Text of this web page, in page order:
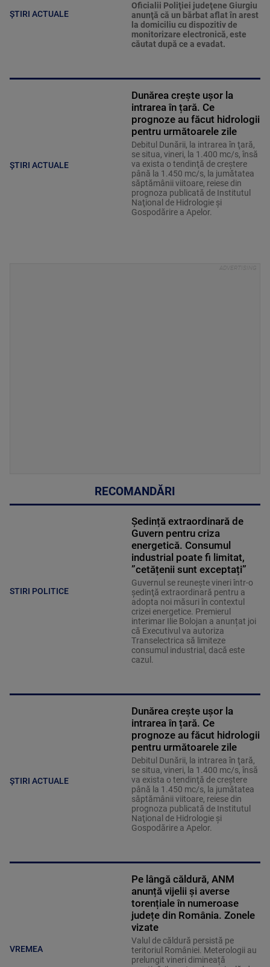
ȘTIRI ACTUALE
Oficialii Poliţiei judeţene Giurgiu
anunţă că un bărbat aflat în arest
la domiciliu cu dispozitiv de
monitorizare electronică, este
căutat după ce a evadat.
ȘTIRI ACTUALE
Dunărea crește ușor la
intrarea în țară. Ce
prognoze au făcut hidrologii
pentru următoarele zile
Debitul Dunării, la intrarea în ţară,
se situa, vineri, la 1.400 mc/s, însă
va exista o tendinţă de creştere
până la 1.450 mc/s, la jumătatea
săptămânii viitoare, reiese din
prognoza publicată de Institutul
Naţional de Hidrologie şi
Gospodărire a Apelor.
RECOMANDĂRI
STIRI POLITICE
Ședință extraordinară de
Guvern pentru criza
energetică. Consumul
industrial poate fi limitat,
”cetățenii sunt exceptați”
Guvernul se reuneşte vineri într-o
şedinţă extraordinară pentru a
adopta noi măsuri în contextul
crizei energetice. Premierul
interimar Ilie Bolojan a anunțat joi
că Executivul va autoriza
Transelectrica să limiteze
consumul industrial, dacă este
cazul.
ȘTIRI ACTUALE
Dunărea crește ușor la
intrarea în țară. Ce
prognoze au făcut hidrologii
pentru următoarele zile
Debitul Dunării, la intrarea în ţară,
se situa, vineri, la 1.400 mc/s, însă
va exista o tendinţă de creştere
până la 1.450 mc/s, la jumătatea
săptămânii viitoare, reiese din
prognoza publicată de Institutul
Naţional de Hidrologie şi
Gospodărire a Apelor.
VREMEA
Pe lângă căldură, ANM
anunță vijelii și averse
torențiale în numeroase
județe din România. Zonele
vizate
Valul de căldură persistă pe
teritoriul României. Meterologii au
prelungit vineri dimineață